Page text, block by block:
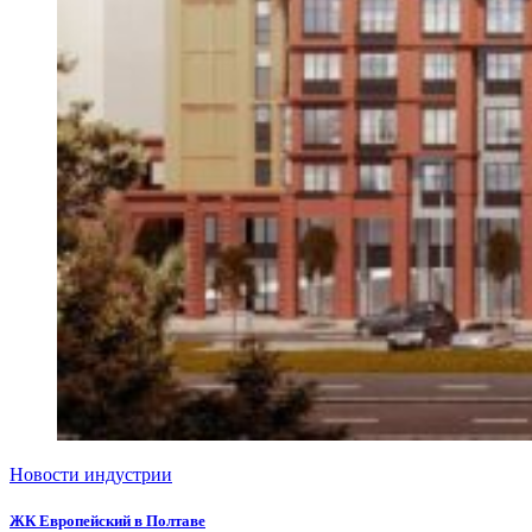
Новости индустрии
ЖК Европейский в Полтаве